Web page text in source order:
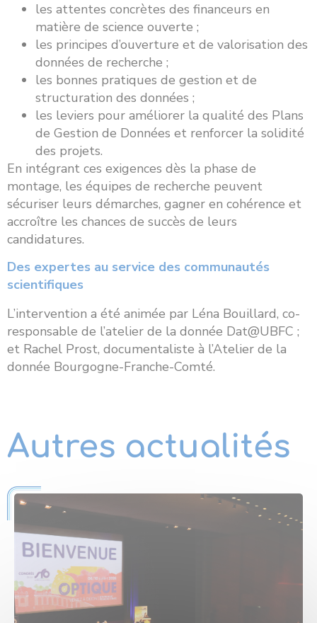
les attentes concrètes des financeurs en
matière de science ouverte ;
les principes d’ouverture et de valorisation des
données de recherche ;
les bonnes pratiques de gestion et de
structuration des données ;
les leviers pour améliorer la qualité des Plans
de Gestion de Données et renforcer la solidité
des projets.
En intégrant ces exigences dès la phase de
montage, les équipes de recherche peuvent
sécuriser leurs démarches, gagner en cohérence et
accroître les chances de succès de leurs
candidatures.
Des expertes au service des communautés
scientifiques
L’intervention a été animée par Léna Bouillard, co-
responsable de l’atelier de la donnée Dat@UBFC ;
et Rachel Prost, documentaliste à l’Atelier de la
donnée Bourgogne-Franche-Comté.
Autres actualités